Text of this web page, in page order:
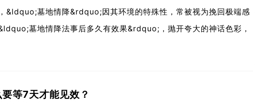
&ldquo;墓地情降&rdquo;因其环境的特殊性，常被视为挽回极端感
墓地情降法事后多久有效果&rdquo;，抛开夸大的神话色彩，
等7天才能见效？